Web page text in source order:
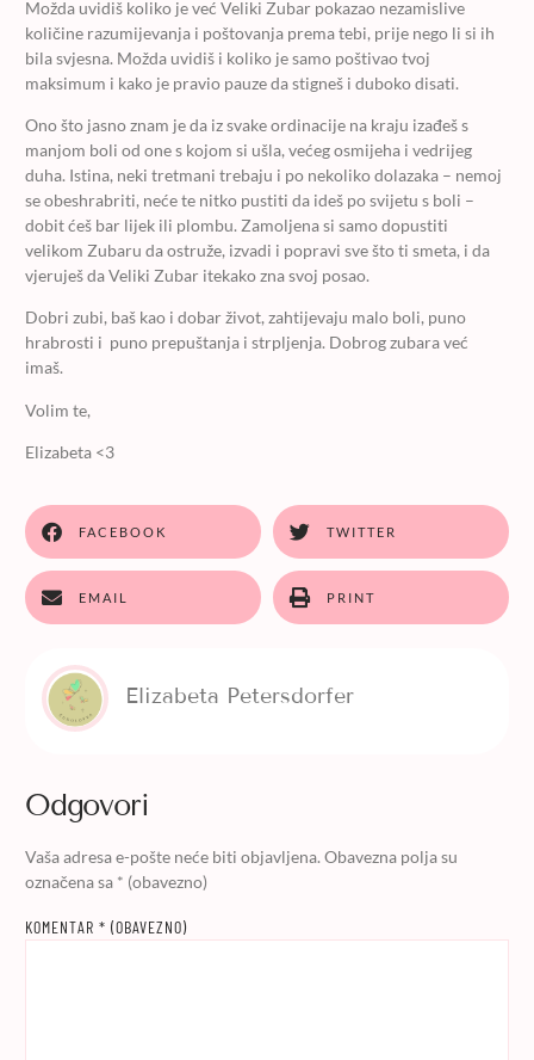
Možda uvidiš koliko je već Veliki Zubar pokazao nezamislive
količine razumijevanja i poštovanja prema tebi, prije nego li si ih
bila svjesna. Možda uvidiš i koliko je samo poštivao tvoj
maksimum i kako je pravio pauze da stigneš i duboko disati.
Ono što jasno znam je da iz svake ordinacije na kraju izađeš s
manjom boli od one s kojom si ušla, većeg osmijeha i vedrijeg
duha. Istina, neki tretmani trebaju i po nekoliko dolazaka – nemoj
se obeshrabriti, neće te nitko pustiti da ideš po svijetu s boli –
dobit ćeš bar lijek ili plombu. Zamoljena si samo dopustiti
velikom Zubaru da ostruže, izvadi i popravi sve što ti smeta, i da
vjeruješ da Veliki Zubar itekako zna svoj posao.
Dobri zubi, baš kao i dobar život, zahtijevaju malo boli, puno
hrabrosti i puno prepuštanja i strpljenja. Dobrog zubara već
imaš.
Volim te,
Elizabeta <3
FACEBOOK TWITTER
EMAIL PRINT
Elizabeta Petersdorfer
Odgovori
Vaša adresa e-pošte neće biti objavljena.Obavezna polja su
označena sa * (obavezno)
KOMENTAR * (OBAVEZNO)